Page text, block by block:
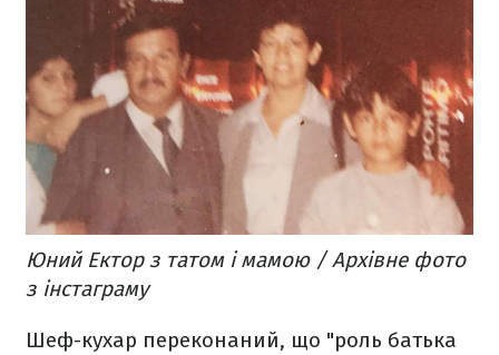
Юний Ектор з татом і мамою / Архівне фото
з інстаграму
Шеф-кухар переконаний, що "роль батька